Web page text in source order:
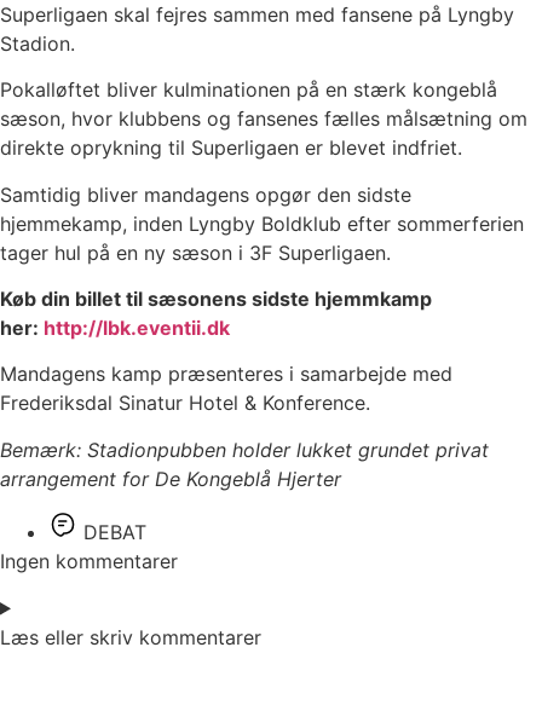
Superligaen skal fejres sammen med fansene på Lyngby
Stadion.
Pokalløftet bliver kulminationen på en stærk kongeblå
sæson, hvor klubbens og fansenes fælles målsætning om
direkte oprykning til Superligaen er blevet indfriet.
Samtidig bliver mandagens opgør den sidste
hjemmekamp, inden Lyngby Boldklub efter sommerferien
tager hul på en ny sæson i 3F Superligaen.
Køb din billet til sæsonens sidste hjemmkamp
her: http://lbk.eventii.dk
Mandagens kamp præsenteres i samarbejde med
Frederiksdal Sinatur Hotel & Konference.
Bemærk: Stadionpubben holder lukket grundet privat
arrangement for De Kongeblå Hjerter
DEBAT
Ingen kommentarer
Læs eller skriv kommentarer